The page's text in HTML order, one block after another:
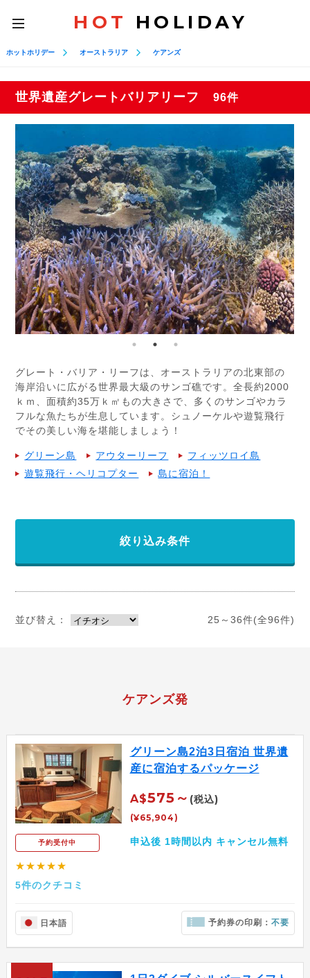
toggle
navigation
HOT HOLIDAY
ホットホリデー オーストラリア ケアンズ
世界遺産グレートバリアリーフ 96件
グレート・バリア・リーフは、オーストラリアの北東部の
海岸沿いに広がる世界最大級のサンゴ礁です。全長約2000
ｋｍ、面積約35万ｋ㎡もの大きさで、多くのサンゴやカラ
フルな魚たちが生息しています。シュノーケルや遊覧飛行
でその美しい海を堪能しましょう！
グリーン島 アウターリーフ
フィッツロイ島
遊覧飛行・ヘリコプター
島に宿泊！
絞り込み条件
並び替え： 25～36件(全96件)
ケアンズ発
予約受付中
★★★★★
5件のクチコミ
グリーン島2泊3日宿泊 世界遺
産に宿泊するパッケージ
A$575～ (税込)
(¥65,904)
申込後 1時間以内 キャンセル無料
日本語 予約券の印刷：不要